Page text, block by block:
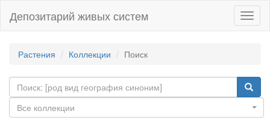
Депозитарий живых систем
Растения Коллекции Поиск
Все коллекции